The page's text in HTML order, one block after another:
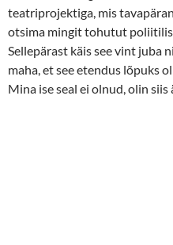
teatriprojektiga, mis
otsima mingit tohutut
Sellepärast käis see vint juba
maha, et see etendus lõpuks
Mina ise seal ei olnud, olin siis